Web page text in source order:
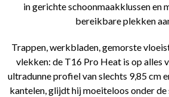
in gerichte schoonmaakklussen en
bereikbare plekken
Trappen, werkbladen, gemorste
vlekken: de T16 Pro Heat is op alles
ultradunne profiel van slechts 9,85 cm
kantelen, glijdt hij moeiteloos onder de